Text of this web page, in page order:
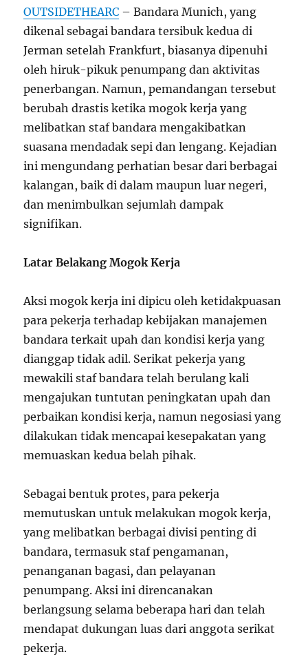
OUTSIDETHEARC – Bandara Munich, yang
dikenal sebagai bandara tersibuk kedua di
Jerman setelah Frankfurt, biasanya dipenuhi
oleh hiruk-pikuk penumpang dan aktivitas
penerbangan. Namun, pemandangan tersebut
berubah drastis ketika mogok kerja yang
melibatkan staf bandara mengakibatkan
suasana mendadak sepi dan lengang. Kejadian
ini mengundang perhatian besar dari berbagai
kalangan, baik di dalam maupun luar negeri,
dan menimbulkan sejumlah dampak
signifikan.
Latar Belakang Mogok Kerja
Aksi mogok kerja ini dipicu oleh ketidakpuasan
para pekerja terhadap kebijakan manajemen
bandara terkait upah dan kondisi kerja yang
dianggap tidak adil. Serikat pekerja yang
mewakili staf bandara telah berulang kali
mengajukan tuntutan peningkatan upah dan
perbaikan kondisi kerja, namun negosiasi yang
dilakukan tidak mencapai kesepakatan yang
memuaskan kedua belah pihak.
Sebagai bentuk protes, para pekerja
memutuskan untuk melakukan mogok kerja,
yang melibatkan berbagai divisi penting di
bandara, termasuk staf pengamanan,
penanganan bagasi, dan pelayanan
penumpang. Aksi ini direncanakan
berlangsung selama beberapa hari dan telah
mendapat dukungan luas dari anggota serikat
pekerja.